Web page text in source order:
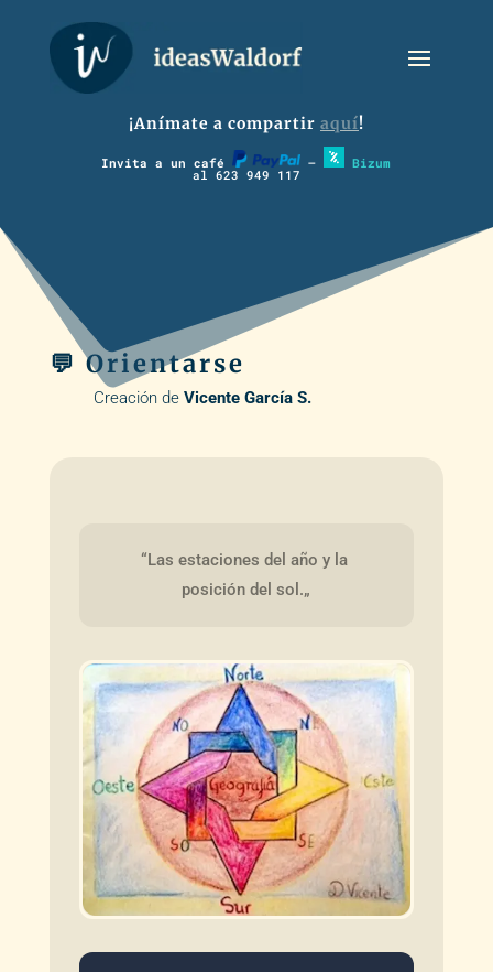
¡Anímate a compartir aquí!
Invita a un café – Bizum
al 623 949 117
💬 Orientarse
Creación de Vicente García S.
“Las estaciones del año y la
posición del sol.„